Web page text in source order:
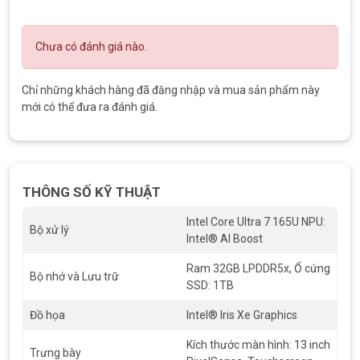
CHÍNH SÁCH KHI MUA HÀNG TẠI
– Luôn sẵn sàng tư vấn online và offline miễn phí lựa chọn sản
Chưa có đánh giá nào.
Chỉ những khách hàng đã đăng nhập và mua sản phẩm này
mới có thể đưa ra đánh giá.
THÔNG SỐ KỸ THUẬT
Bộ xử lý
Intel Core Ultra 7 165U NPU:
Intel® AI Boost
Bộ nhớ và Lưu trữ
Ram 32GB LPDDR5x, Ổ cứng
SSD: 1TB
Đồ họa Intel® Iris Xe Graphics
Trưng bày
Kích thước màn hình: 13 inch